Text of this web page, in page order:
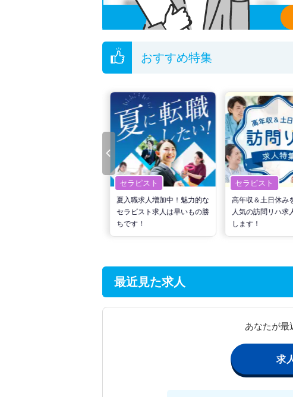
ご希望条件がまだ定まっていない方は
人気の希望条
転職支援の他、情報収集や募集状況の確認も、お気軽
おすすめ特集
セラピスト
夏入職求人増加中！魅力的な
セラピスト求人は早いもの勝
ちです！
セラピスト
高年収＆土日休み
人気の訪問リハ求
します！
最近見た求人
あなたが最
求